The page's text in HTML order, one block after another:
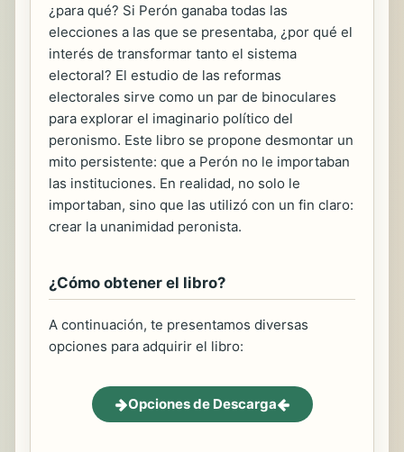
¿para qué? Si Perón ganaba todas las
elecciones a las que se presentaba, ¿por qué el
interés de transformar tanto el sistema
electoral? El estudio de las reformas
electorales sirve como un par de binoculares
para explorar el imaginario político del
peronismo. Este libro se propone desmontar un
mito persistente: que a Perón no le importaban
las instituciones. En realidad, no solo le
importaban, sino que las utilizó con un fin claro:
crear la unanimidad peronista.
¿Cómo obtener el libro?
A continuación, te presentamos diversas
opciones para adquirir el libro:
Opciones de Descarga